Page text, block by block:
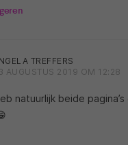
TREFFERS
AUGUSTUS 2019 OM 12:28
natuurlijk beide